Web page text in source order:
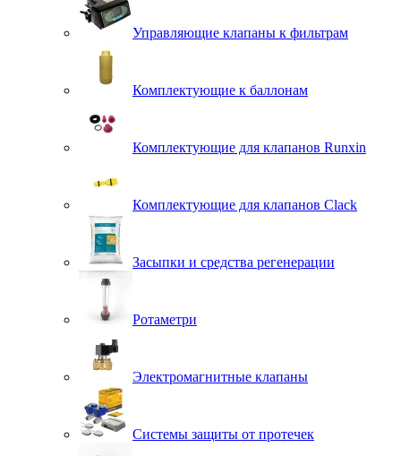
Управляющие клапаны к фильтрам
Комплектующие к баллонам
Комплектующие для клапанов Runxin
Комплектующие для клапанов Clack
Засыпки и средства регенерации
Ротаметри
Электромагнитные клапаны
Системы защиты от протечек